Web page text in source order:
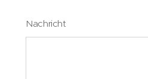
Nachricht